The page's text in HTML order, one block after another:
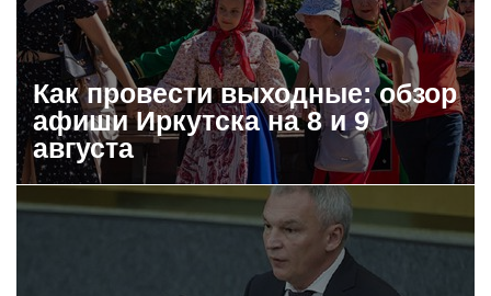
Как провести выходные: обзор
афиши Иркутска на 8 и 9
августа